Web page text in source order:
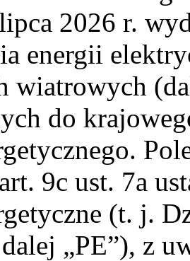
2026 r.
energii
wiatrowych
do
9c ust. 7a
(t. j.
„PE”), z